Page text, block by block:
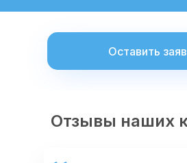
Оставить
Отзывы наших
Отзывы наших
Отзывы наших